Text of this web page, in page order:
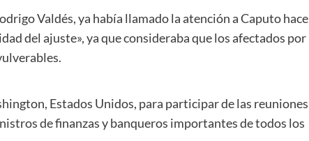
Valdés, ya había llamado la atención a Caputo hace
del ajuste», ya que consideraba que los afectados por
Estados Unidos, para participar de las reuniones
de finanzas y banqueros importantes de todos los